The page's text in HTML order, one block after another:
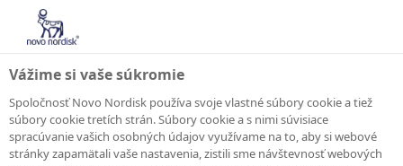
Vážime si vaše súkromie
Spoločnosť Novo Nordisk používa svoje vlastné súbory cookie a tiež
súbory cookie tretích strán. Súbory cookie a s nimi súvisiace
spracúvanie vašich osobných údajov využívame na to, aby si webové
stránky zapamätali vaše nastavenia, zistili sme návštevnosť webových